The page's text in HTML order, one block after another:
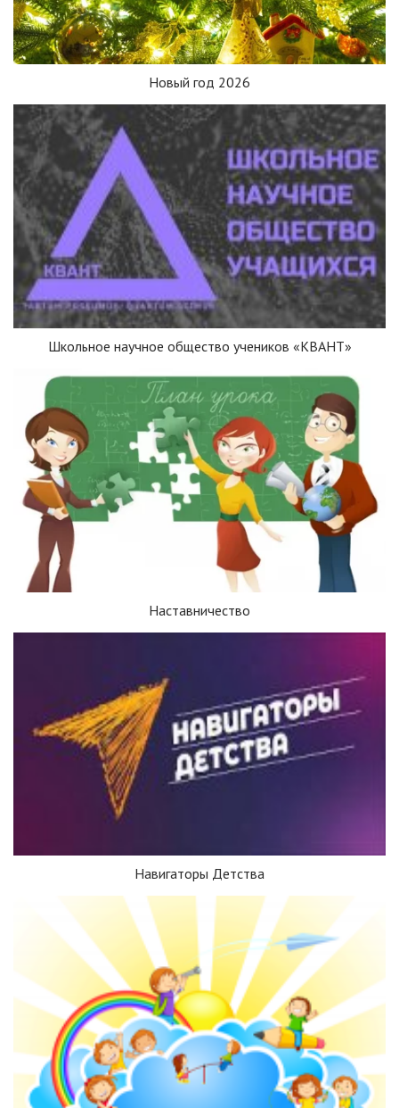
Новый год 2026
Школьное научное общество учеников «КВАНТ»
Наставничество
Навигаторы Детства